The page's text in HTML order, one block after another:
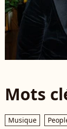
Mots
Musique